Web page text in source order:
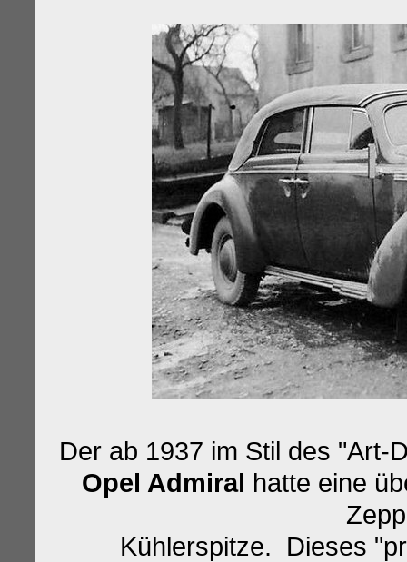
Der ab 1937 im Stil des "Art-
Opel Admiral hatte eine
Kühlerspitze. Dieses